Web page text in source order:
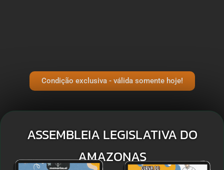
Condição exclusiva - válida somente hoje!
ASSEMBLEIA LEGISLATIVA DO
AMAZONAS